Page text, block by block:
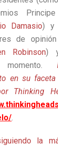
Damasio) y
de
Robinson)
en su
Thinking
.
la